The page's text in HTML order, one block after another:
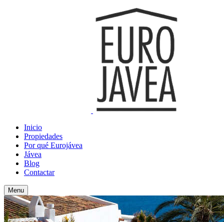
Inicio
Propiedades
Por qué Eurojávea
Jávea
Blog
Contactar
Menu